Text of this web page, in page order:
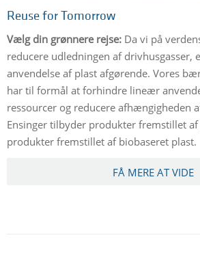
Reuse for Tomorrow
Vælg din grønnere rejse: Da vi på
reducere udledningen af drivhusgasser,
anvendelse af plast afgørende. Vores
har til formål at forhindre lineær
ressourcer og reducere afhængigheden
Ensinger tilbyder produkter fremstillet
produkter fremstillet af biobaseret plast.
FÅ MERE AT VIDE